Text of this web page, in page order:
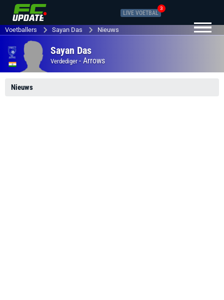
LIVE VOETBAL
3
Voetballers Sayan Das Nieuws
Sayan Das
Verdediger - Arrows
Nieuws